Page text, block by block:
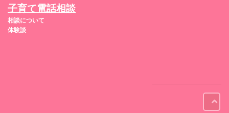
子育て電話相談
相談について
体験談